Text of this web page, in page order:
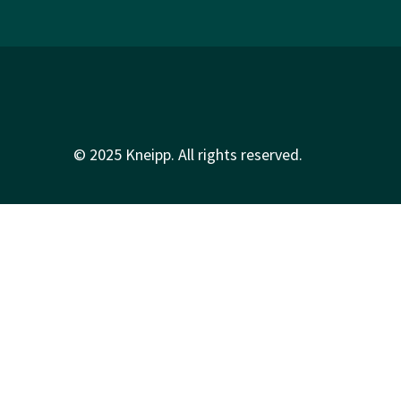
© 2025 Kneipp. All rights reserved.